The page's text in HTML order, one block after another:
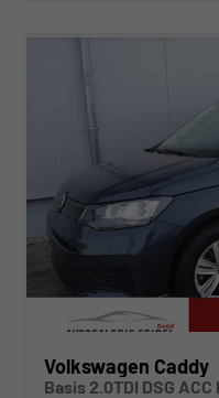
Volkswagen Caddy
Basis 2.0TDI DSG